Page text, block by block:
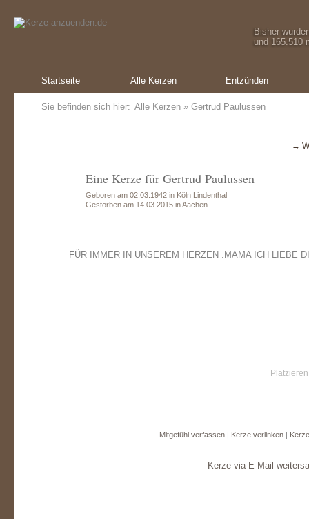
Bisher
und 165.510
Startseite Alle Kerzen Entzünden
Sie befinden sich hier: Alle Kerzen » Gertrud Paulussen
→
Eine Kerze für Gertrud Paulussen
Geboren am 02.03.1942 in Köln Lindenthal
Gestorben am 14.03.2015 in Aachen
FÜR IMMER IN UNSEREM HERZEN .MAMA ICH LIEBE
Mitgefühl verfassen | Kerze verlinken |
Kerze via E-Mail